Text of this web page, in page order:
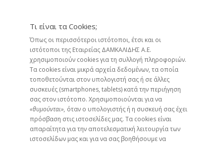
Τι είναι τα Cookies;
Όπως οι περισσότεροι ιστότοποι, έτσι και οι
ιστότοποι της Εταιρείας ΔΑΜΚΑΛΙΔΗΣ Α.Ε.
χρησιμοποιούν cookies για τη συλλογή πληροφοριών.
Τα cookies είναι μικρά αρχεία δεδομένων, τα οποία
τοποθετούνται στον υπολογιστή σας ή σε άλλες
συσκευές (smartphones, tablets) κατά την περιήγηση
σας στον ιστότοπο. Χρησιμοποιούνται για να
«θυμούνται», όταν ο υπολογιστής ή η συσκευή σας έχει
πρόσβαση στις ιστοσελίδες μας. Τα cookies είναι
απαραίτητα για την αποτελεσματική λειτουργία των
ιστοσελίδων μας και για να σας βοηθήσουμε να